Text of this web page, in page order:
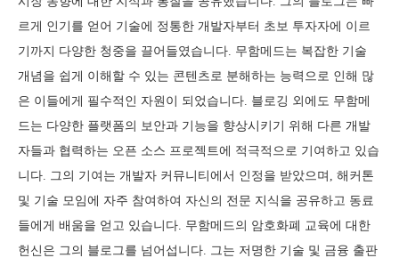
르게 인기를 얻어 기술에 정통한 개발자부터 초보 투자자에 이르
기까지 다양한 청중을 끌어들였습니다. 무함메드는 복잡한 기술
개념을 쉽게 이해할 수 있는 콘텐츠로 분해하는 능력으로 인해 많
은 이들에게 필수적인 자원이 되었습니다. 블로깅 외에도 무함메
드는 다양한 플랫폼의 보안과 기능을 향상시키기 위해 다른 개발
자들과 협력하는 오픈 소스 프로젝트에 적극적으로 기여하고 있습
니다. 그의 기여는 개발자 커뮤니티에서 인정을 받았으며, 해커톤
및 기술 모임에 자주 참여하여 자신의 전문 지식을 공유하고 동료
들에게 배움을 얻고 있습니다. 무함메드의 암호화폐 교육에 대한
헌신은 그의 블로그를 넘어섭니다. 그는 저명한 기술 및 금융 출판